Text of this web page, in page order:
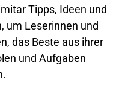
Tipps, Ideen und
um Leserinnen und
das Beste aus ihrer
und Aufgaben